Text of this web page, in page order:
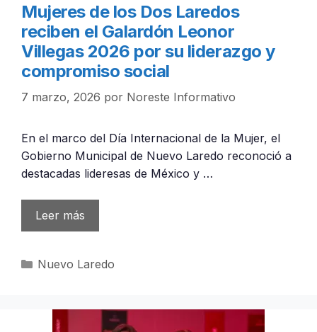
Mujeres de los Dos Laredos
reciben el Galardón Leonor
Villegas 2026 por su liderazgo y
compromiso social
7 marzo, 2026 por Noreste Informativo
En el marco del Día Internacional de la Mujer, el
Gobierno Municipal de Nuevo Laredo reconoció a
destacadas lideresas de México y …
Leer más
Categorías
Nuevo Laredo